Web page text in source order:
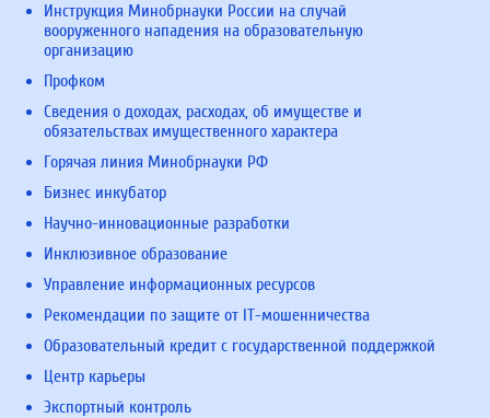
Инструкция Минобрнауки России на случай
вооруженного нападения на образовательную
организацию
Профком
Сведения о доходах, расходах, об имуществе и
обязательствах имущественного характера
Горячая линия Минобрнауки РФ
Бизнес инкубатор
Научно-инновационные разработки
Инклюзивное образование
Управление информационных ресурсов
Рекомендации по защите от IT-мошенничества
Образовательный кредит с государственной поддержкой
Центр карьеры
Экспортный контроль